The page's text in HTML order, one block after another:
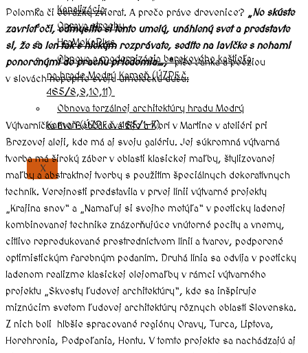
Kanalizácia
Oprava strechy
HraMoKaPlus
Obnova a modernizácia barokového kaštieľa
na hrade Modrý Kameň (ÚZPF č.
465/8,9,10,11)
Obnova torzálnej architektúry hradu Modrý
Kameň (ÚZPF č. 465/1-7)
X
Polomka či obrázky zvierat. A prečo práve drevenice? „No skúste
zavrieť oči, odmyslite si tento umelý, unáhlený svet a predstavte
si, že sa len tak s niekým rozprávate, sedíte na lavičke s nohami
ponorenými do prachu priedomia…,“píše Janka a poéziou
v slovách nepoprie svoju umeleckú dušu.
Výtvarníčka Eva Bebčáková žije a tvorí v Martine v ateliéri pri
Brezovej aleji, kde má aj svoju galériu. Jej súkromná výtvarná
tvorba má široký záber v oblasti klasickej maľby, štylizovanej
maľby a abstraktnej tvorby s použitím špeciálnych dekoratívnych
techník. Verejnosti predstavila v prvej línii výtvarné projekty
„Krajina snov“ a „Namaľuj si svojho motýľa“ v poeticky ladenej
kombinovanej technike znázorňujúce vnútorné pocity a vnemy,
citlivo reprodukované prostredníctvom línií a tvarov, podporené
optimistickým farebným podaním. Druhá línia sa odvíja v poeticky
ladenom realizme klasickej olejomaľby v rámci výtvarného
projektu „Skvosty ľudovej architektúry“, kde sa inšpiruje
miznúcim svetom ľudovej architektúry rôznych oblastí Slovenska.
Z nich boli hlbšie spracované regióny Oravy, Turca, Liptova,
Horehronia, Podpoľania, Hontu. V tomto projekte sa nachádzajú aj